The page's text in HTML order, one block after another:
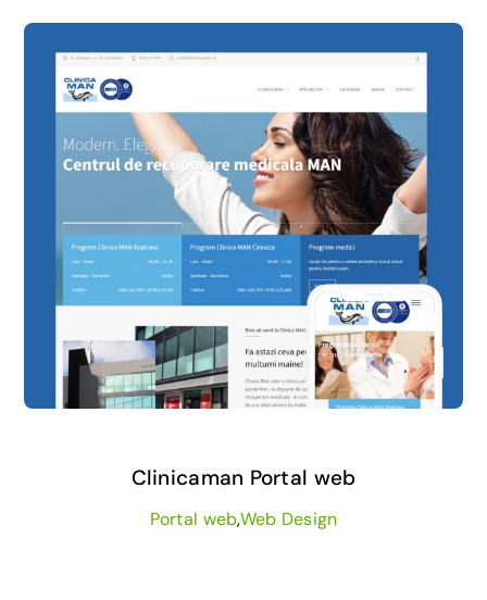
Clinicaman Portal web
Portal web,Web Design